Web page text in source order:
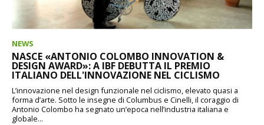
NEWS
NASCE «ANTONIO COLOMBO INNOVATION &
DESIGN AWARD»: A IBF DEBUTTA IL PREMIO
ITALIANO DELL'INNOVAZIONE NEL CICLISMO
L’innovazione nel design funzionale nel ciclismo, elevato quasi a
forma d’arte. Sotto le insegne di Columbus e Cinelli, il coraggio di
Antonio Colombo ha segnato un’epoca nell’industria italiana e
globale...